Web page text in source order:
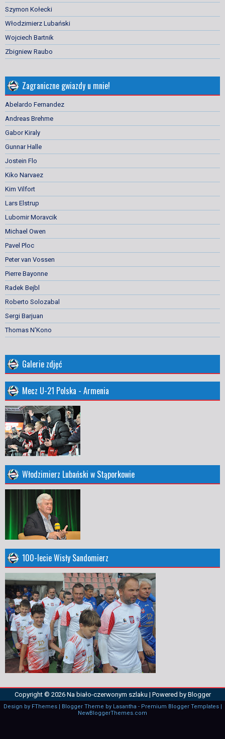
Szymon Kołecki
Włodzimierz Lubański
Wojciech Bartnik
Zbigniew Raubo
Zagraniczne gwiazdy u mnie!
Abelardo Fernandez
Andreas Brehme
Gabor Kiraly
Gunnar Halle
Jostein Flo
Kiko Narvaez
Kim Vilfort
Lars Elstrup
Lubomir Moravcik
Michael Owen
Pavel Ploc
Peter van Vossen
Pierre Bayonne
Radek Bejbl
Roberto Solozabal
Sergi Barjuan
Thomas N'Kono
Galerie zdjęć
Mecz U-21 Polska - Armenia
Włodzimierz Lubański w Stąporkowie
100-lecie Wisły Sandomierz
Copyright © 2026 Na biało-czerwonym szlaku | Powered by Blogger
Design by FThemes| Blogger Theme by Lasantha - Premium Blogger Templates|
NewBloggerThemes.com